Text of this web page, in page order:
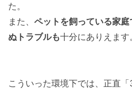
た。
また、 ペットを飼っている家
ぬトラブルも十分にありえます
こういった環境下では、正直